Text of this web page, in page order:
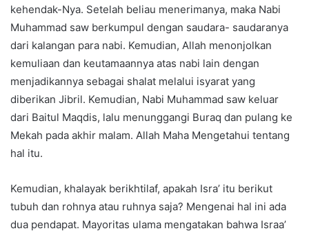
kehendak-Nya. Setelah beliau menerimanya, maka Nabi
Muhammad saw berkumpul dengan saudara- saudaranya
dari kalangan para nabi. Kemudian, Allah menonjolkan
kemuliaan dan keutamaannya atas nabi lain dengan
menjadikannya sebagai shalat melalui isyarat yang
diberikan Jibril. Kemudian, Nabi Muhammad saw keluar
dari Baitul Maqdis, lalu menunggangi Buraq dan pulang ke
Mekah pada akhir malam. Allah Maha Mengetahui tentang
hal itu.
Kemudian, khalayak berikhtilaf, apakah Isra’ itu berikut
tubuh dan rohnya atau ruhnya saja? Mengenai hal ini ada
dua pendapat. Mayoritas ulama mengatakan bahwa Israa’